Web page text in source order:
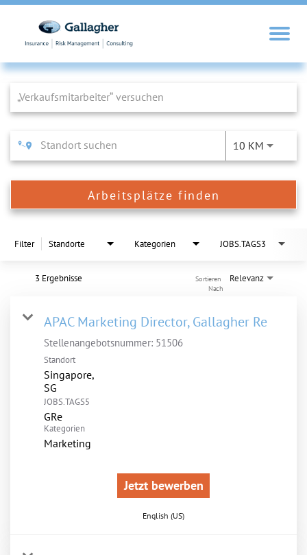
Job Search Page
10 KM
Arbeitsplätze finden
Filter Standorte Kategorien JOBS.TAGS3
3 Ergebnisse Relevanz
Sortieren
Nach
APAC Marketing Director, Gallagher Re
Stellenangebotsnummer: 51506
Standort
Singapore,
JOBS.TAGS5
GRe
Kategorien
Marketing
Jetzt bewerben
English (US)